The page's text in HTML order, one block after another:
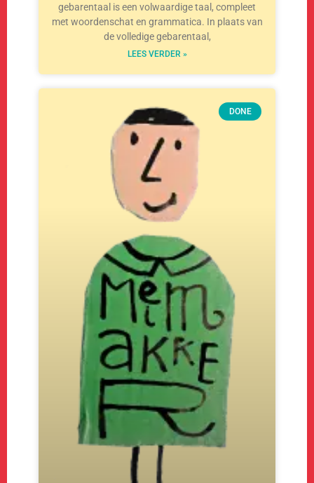
gebarentaal is een volwaardige taal, compleet
met woordenschat en grammatica. In plaats van
de volledige gebarentaal,
LEES VERDER »
DONE